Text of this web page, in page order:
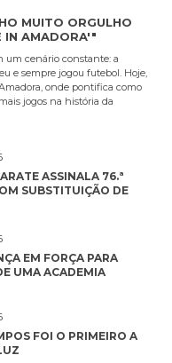
MUITO ORGULHO
IN AMADORA'"
um cenário constante: a
e sempre jogou futebol. Hoje,
onde pontifica como
jogos na história da
ASSINALA 76.ª
SUBSTITUIÇÃO DE
EM FORÇA PARA
UMA ACADEMIA
FOI O PRIMEIRO A